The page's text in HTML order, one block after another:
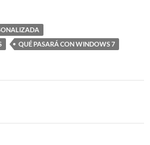
QUÉ PASARÁ CON WINDOWS 7